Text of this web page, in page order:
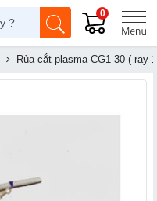
0
Rùa cắt plasma CG1-30 ( ray